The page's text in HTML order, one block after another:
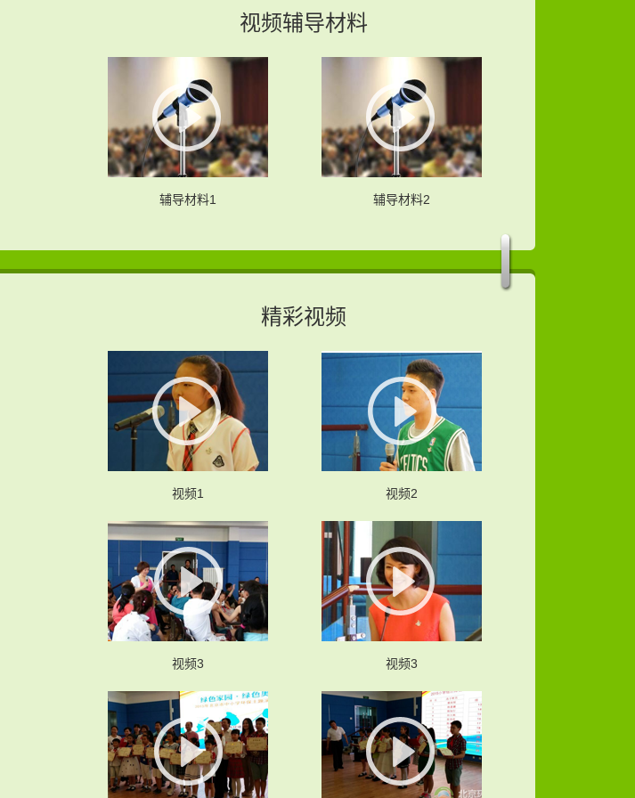
视频辅导材料
辅导材料1 辅导材料2
精彩视频
视频1 视频2
视频3 视频3